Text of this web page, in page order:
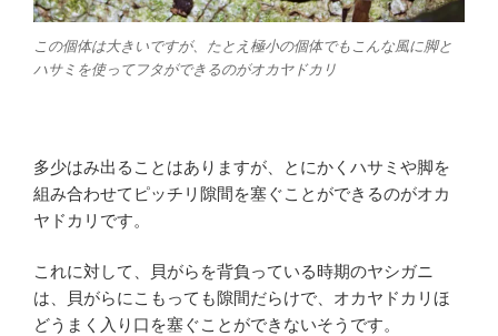
この個体は大きいですが、たとえ極小の個体でもこんな風に脚と
ハサミを使ってフタができるのがオカヤドカリ
多少はみ出ることはありますが、とにかくハサミや脚を
組み合わせてピッチリ隙間を塞ぐことができるのがオカ
ヤドカリです。
これに対して、貝がらを背負っている時期のヤシガニ
は、貝がらにこもっても隙間だらけで、オカヤドカリほ
どうまく入り口を塞ぐことができないそうです。